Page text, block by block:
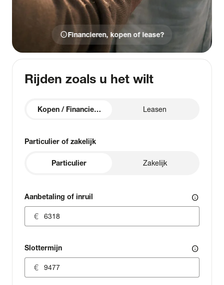
infoFinancieren, kopen of lease?
Rijden zoals u het wilt
Kopen / Financieren Leasen
Particulier of zakelijk
Particulier Zakelijk
Aanbetaling of inruil info
Slottermijn info